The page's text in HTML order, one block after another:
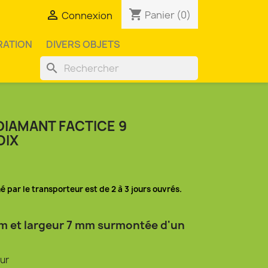
 Connexion shopping_cart Panier (0)
DIVERS OBJETS
search
FACTICE 9
par le transporteur est de 2 à 3 jours ouvrés.
et largeur 7 mm surmontée d'un